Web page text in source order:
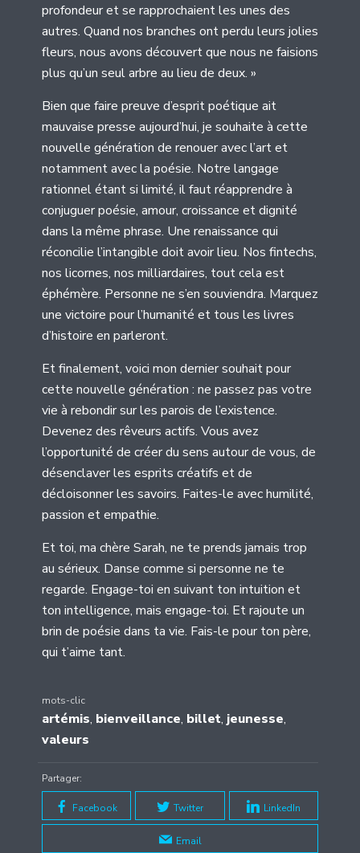
profondeur et se rapprochaient les unes des
autres. Quand nos branches ont perdu leurs jolies
fleurs, nous avons découvert que nous ne faisions
plus qu’un seul arbre au lieu de deux. »
Bien que faire preuve d’esprit poétique ait
mauvaise presse aujourd’hui, je souhaite à cette
nouvelle génération de renouer avec l’art et
notamment avec la poésie. Notre langage
rationnel étant si limité, il faut réapprendre à
conjuguer poésie, amour, croissance et dignité
dans la même phrase. Une renaissance qui
réconcilie l’intangible doit avoir lieu. Nos fintechs,
nos licornes, nos milliardaires, tout cela est
éphémère. Personne ne s’en souviendra. Marquez
une victoire pour l’humanité et tous les livres
d’histoire en parleront.
Et finalement, voici mon dernier souhait pour
cette nouvelle génération : ne passez pas votre
vie à rebondir sur les parois de l’existence.
Devenez des rêveurs actifs. Vous avez
l’opportunité de créer du sens autour de vous, de
désenclaver les esprits créatifs et de
décloisonner les savoirs. Faites-le avec humilité,
passion et empathie.
Et toi, ma chère Sarah, ne te prends jamais trop
au sérieux. Danse comme si personne ne te
regarde. Engage-toi en suivant ton intuition et
ton intelligence, mais engage-toi. Et rajoute un
brin de poésie dans ta vie. Fais-le pour ton père,
qui t’aime tant.
mots-clic
artémis, bienveillance, billet, jeunesse,
valeurs
Partager:
Facebook Twitter LinkedIn
Email